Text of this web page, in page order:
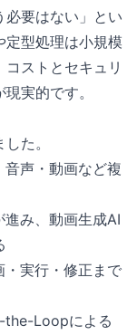
必要はない」とい
定型処理は小規模
ストとセキュリ
実的です。
た。
声・動画など複
み、動画生成AI
実行・修正まで
the-Loopによる